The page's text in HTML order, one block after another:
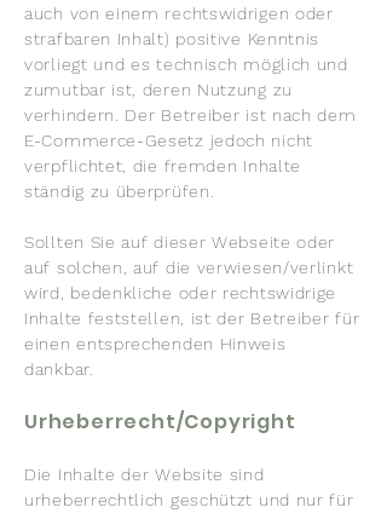
auch von einem rechtswidrigen oder
strafbaren Inhalt) positive Kenntnis
vorliegt und es technisch möglich und
zumutbar ist, deren Nutzung zu
verhindern. Der Betreiber ist nach dem
E-Commerce-Gesetz jedoch nicht
verpflichtet, die fremden Inhalte
ständig zu überprüfen.
Sollten Sie auf dieser Webseite oder
auf solchen, auf die verwiesen/verlinkt
wird, bedenkliche oder rechtswidrige
Inhalte feststellen, ist der Betreiber für
einen entsprechenden Hinweis
dankbar.
Urheberrecht/Copyright
Die Inhalte der Website sind
urheberrechtlich geschützt und nur für